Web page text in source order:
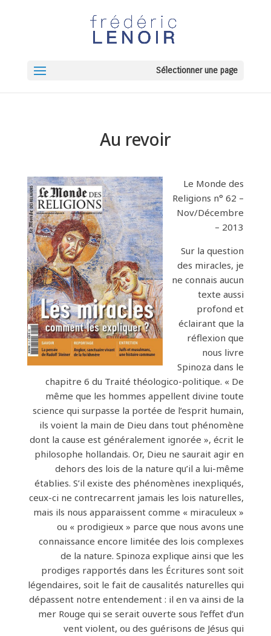
Sélectionner une page
Au revoir
Le Monde des
Religions n° 62 –
Nov/Décembre
2013 –
Sur la question
des miracles, je
ne connais aucun
texte aussi
profond et
éclairant que la
réflexion que
nous livre
Spinoza dans le
chapitre 6 du Traité théologico-politique. « De
même que les hommes appellent divine toute
science qui surpasse la portée de l’esprit humain,
ils voient la main de Dieu dans tout phénomène
dont la cause est généralement ignorée », écrit le
philosophe hollandais. Or, Dieu ne saurait agir en
dehors des lois de la nature qu’il a lui-même
établies. S’il existe des phénomènes inexpliqués,
ceux-ci ne contrecarrent jamais les lois naturelles,
mais ils nous apparaissent comme « miraculeux »
ou « prodigieux » parce que nous avons une
connaissance encore limitée des lois complexes
de la nature. Spinoza explique ainsi que les
prodiges rapportés dans les Écritures sont soit
légendaires, soit le fait de causalités naturelles qui
dépassent notre entendement : il en va ainsi de la
mer Rouge qui se serait ouverte sous l’effet d’un
vent violent, ou des guérisons de Jésus qui